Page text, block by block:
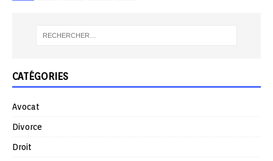
CATÉGORIES
Avocat
Divorce
Droit